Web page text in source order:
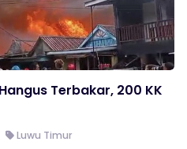
Terbakar, 200 KK
Luwu Timur